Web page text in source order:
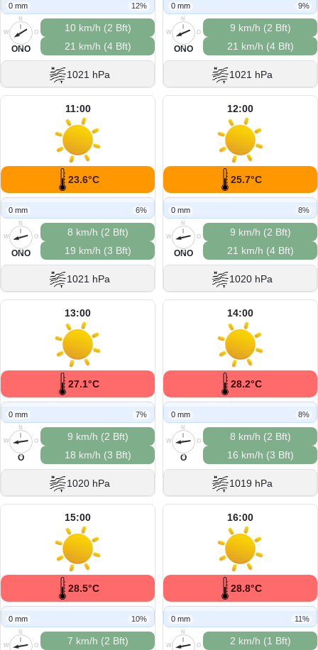
0 mm 12%
N
O
S
W
ONO
10 km/h (2 Bft)
21 km/h (4 Bft)
1021 hPa
0 mm 9%
N
O
S
W
ONO
9 km/h (2 Bft)
21 km/h (4 Bft)
1021 hPa
11:00
23.6°C
0 mm 6%
N
O
S
W
ONO
8 km/h (2 Bft)
19 km/h (3 Bft)
1021 hPa
12:00
25.7°C
0 mm 8%
N
O
S
W
ONO
9 km/h (2 Bft)
21 km/h (4 Bft)
1020 hPa
13:00
27.1°C
0 mm 7%
N
O
S
W
O
9 km/h (2 Bft)
18 km/h (3 Bft)
1020 hPa
14:00
28.2°C
0 mm 8%
N
O
S
W
O
8 km/h (2 Bft)
16 km/h (3 Bft)
1019 hPa
15:00
28.5°C
0 mm 10%
N
O
W
7 km/h (2 Bft)
16:00
28.8°C
0 mm 11%
N
O
W
2 km/h (1 Bft)